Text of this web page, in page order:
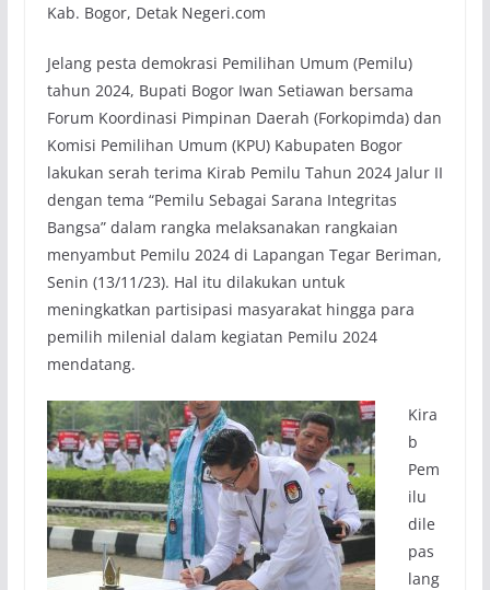
Kab. Bogor, Detak Negeri.com
Jelang pesta demokrasi Pemilihan Umum (Pemilu)
tahun 2024, Bupati Bogor Iwan Setiawan bersama
Forum Koordinasi Pimpinan Daerah (Forkopimda) dan
Komisi Pemilihan Umum (KPU) Kabupaten Bogor
lakukan serah terima Kirab Pemilu Tahun 2024 Jalur II
dengan tema “Pemilu Sebagai Sarana Integritas
Bangsa” dalam rangka melaksanakan rangkaian
menyambut Pemilu 2024 di Lapangan Tegar Beriman,
Senin (13/11/23). Hal itu dilakukan untuk
meningkatkan partisipasi masyarakat hingga para
pemilih milenial dalam kegiatan Pemilu 2024
mendatang.
Kira
b
Pem
ilu
dile
pas
lang